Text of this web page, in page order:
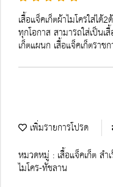
เสื้อแจ็คเก็ตผ้าไมโครใส่ไ
ทุกโอกาส สามารถใส่เป็น
เก็ตแผนก เสื้อแจ็คเก็ตรา
เพิ่มรายการโปรด
หมวดหมู่ : เสื้อแจ็คเก็ต สำ
ไมโคร-ทัชลาน